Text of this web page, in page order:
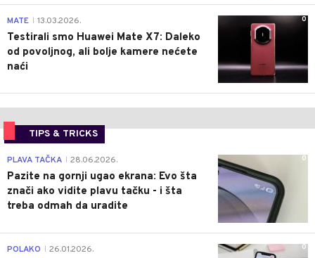
0
MATE 13.03.2026.
Testirali smo Huawei Mate X7: Daleko
od povoljnog, ali bolje kamere nećete
naći
TIPS & TRICKS
0
PLAVA TAČKA 28.06.2026.
Pazite na gornji ugao ekrana: Evo šta
znači ako vidite plavu tačku - i šta
treba odmah da uradite
0
POLAKO 26.01.2026.